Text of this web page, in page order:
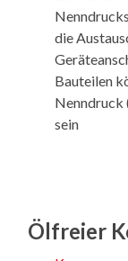
die
Bauteilen
Nenndruck
sein
Ölfreier